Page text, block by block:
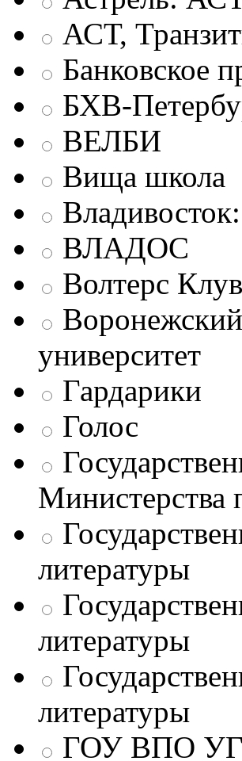
АСТ,
Банковское
БХВ-
ВЕЛБИ
Вища школа
ВЛАДОС
Волтерс
Воронежский
университет
Гардарики
Голос
литературы
литературы
литературы
ГОУ ВПО